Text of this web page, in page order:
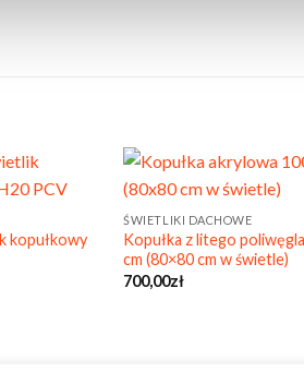
kopułkowy
ŚWIETLIKI DACHOWE
Kopułka z litego
cm (80×80 cm w świetle)
700,00zł